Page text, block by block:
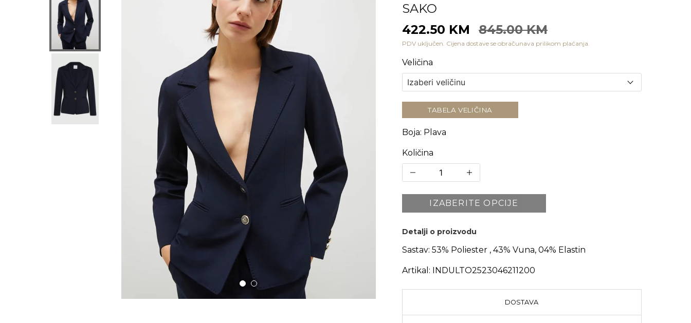
SAKO
422.50 KM
845.00 KM
PDV uključen. Cijena dostave se obračunava prilikom plaćanja.
Veličina
TABELA VELIČINA
Boja: Plava
Količina
IZABERITE OPCIJE
Detalji o proizvodu
Sastav: 53% Poliester , 43% Vuna, 04% Elastin
Artikal: INDULTO2523046211200
DOSTAVA